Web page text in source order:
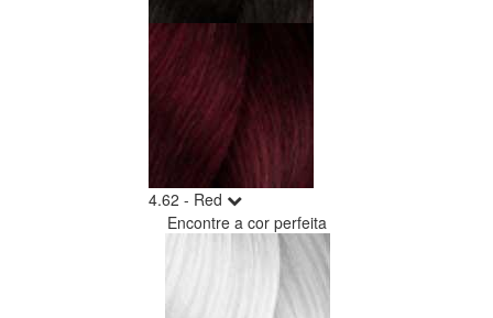
4.62 - Red
Encontre a cor perfeita